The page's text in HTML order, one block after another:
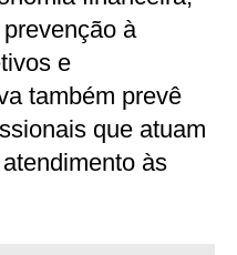
à
e
também prevê
que atuam
às